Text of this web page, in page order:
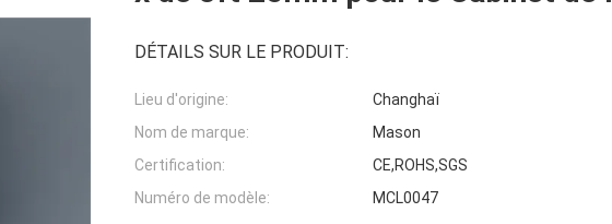
DÉTAILS SUR LE PRODUIT:
Lieu d'origine:
Changhaï
Nom de marque:
Mason
Certification:
CE,ROHS,SGS
Numéro de modèle:
MCL0047